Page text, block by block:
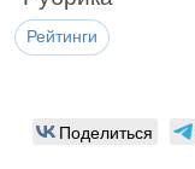
Рейтинги
Поделиться